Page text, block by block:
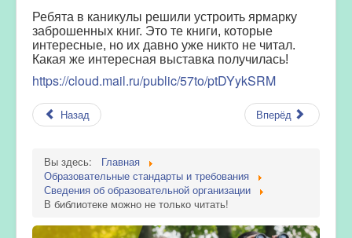
Ребята в каникулы решили устроить ярмарку
заброшенных книг. Это те книги, которые
интересные, но их давно уже никто не читал.
Какая же интересная выставка получилась!
https://cloud.mail.ru/public/57to/ptDYykSRM
Назад Вперёд
Вы здесь:
Главная
Образовательные стандарты и требования
Сведения об образовательной организации
В библиотеке можно не только читать!